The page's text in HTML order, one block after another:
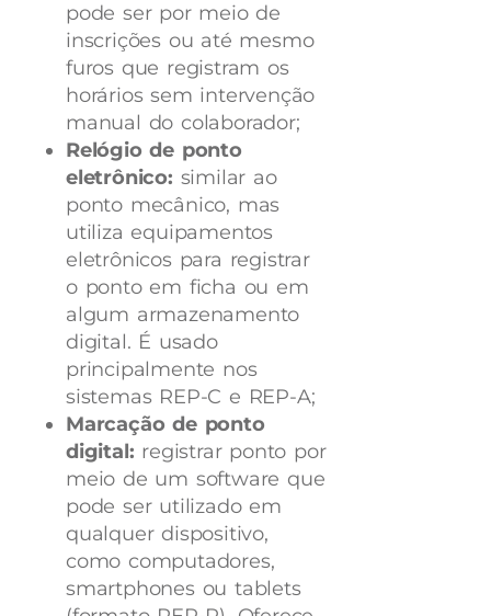
pode ser por meio de
inscrições ou até mesmo
furos que registram os
horários sem intervenção
manual do colaborador;
Relógio de ponto
eletrônico: similar ao
ponto mecânico, mas
utiliza equipamentos
eletrônicos para registrar
o ponto em ficha ou em
algum armazenamento
digital. É usado
principalmente nos
sistemas REP-C e REP-A;
Marcação de ponto
digital: registrar ponto por
meio de um software que
pode ser utilizado em
qualquer dispositivo,
como computadores,
smartphones ou tablets